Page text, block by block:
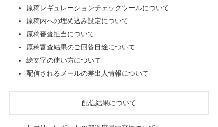
原稿レギュレーションチェックツールについて
原稿内への埋め込み設定について
原稿審査担当について
原稿審査結果のご回答目途について
絵文字の使い方について
配信されるメールの差出人情報について
配信結果について